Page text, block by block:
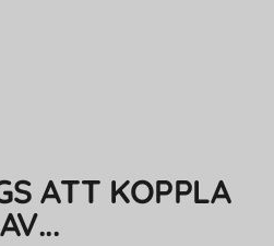
ATT KOPPLA
AV...